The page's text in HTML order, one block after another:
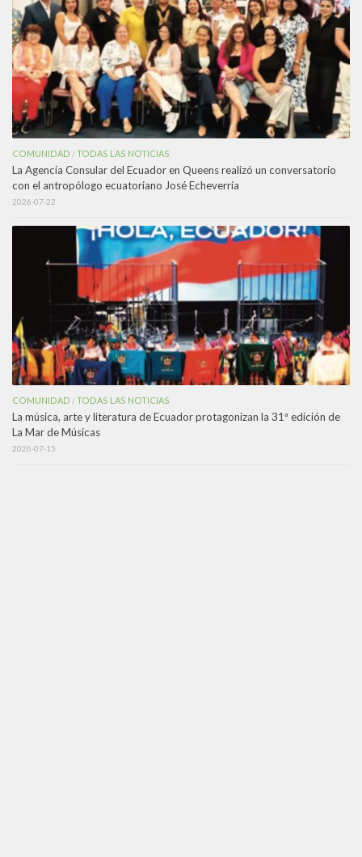
COMUNIDAD /TODAS LAS NOTICIAS
La Agencia Consular del Ecuador en Queens realizó un conversatorio
con el antropólogo ecuatoriano José Echeverría
2026-07-22
COMUNIDAD /TODAS LAS NOTICIAS
La música, arte y literatura de Ecuador protagonizan la 31ª edición de
La Mar de Músicas
2026-07-15